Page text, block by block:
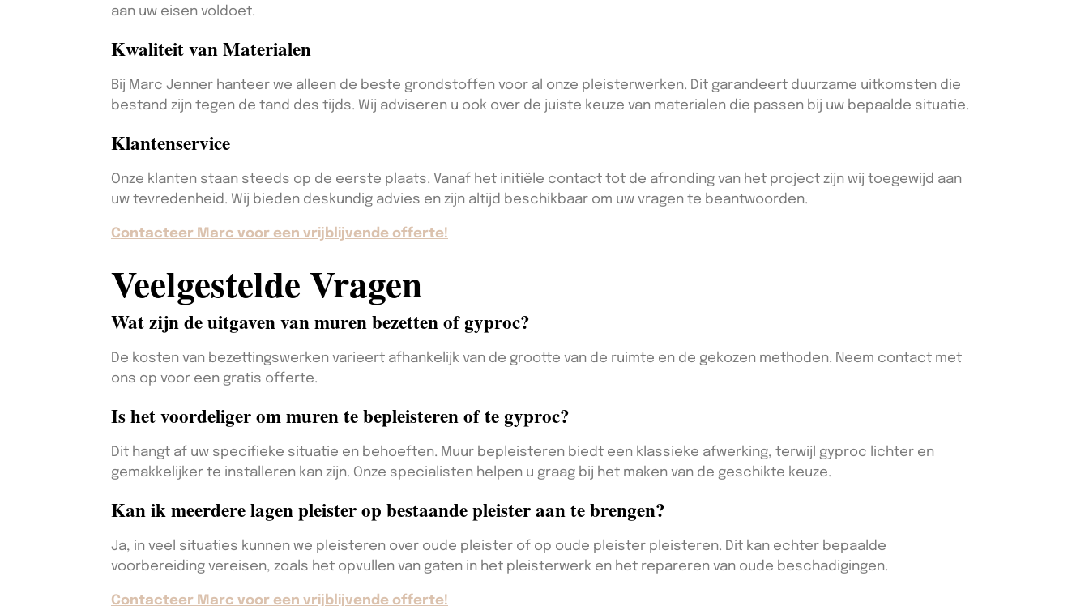
aan uw eisen voldoet.
Kwaliteit van Materialen
Bij Marc Jenner hanteer we alleen de beste grondstoffen voor al onze pleisterwerken. Dit garandeert duurzame uitkomsten die
bestand zijn tegen de tand des tijds. Wij adviseren u ook over de juiste keuze van materialen die passen bij uw bepaalde situatie.
Klantenservice
Onze klanten staan steeds op de eerste plaats. Vanaf het initiële contact tot de afronding van het project zijn wij toegewijd aan
uw tevredenheid. Wij bieden deskundig advies en zijn altijd beschikbaar om uw vragen te beantwoorden.
Contacteer Marc voor een vrijblijvende offerte!
Veelgestelde Vragen
Wat zijn de uitgaven van muren bezetten of gyproc?
De kosten van bezettingswerken varieert afhankelijk van de grootte van de ruimte en de gekozen methoden. Neem contact met
ons op voor een gratis offerte.
Is het voordeliger om muren te bepleisteren of te gyproc?
Dit hangt af uw specifieke situatie en behoeften. Muur bepleisteren biedt een klassieke afwerking, terwijl gyproc lichter en
gemakkelijker te installeren kan zijn. Onze specialisten helpen u graag bij het maken van de geschikte keuze.
Kan ik meerdere lagen pleister op bestaande pleister aan te brengen?
Ja, in veel situaties kunnen we pleisteren over oude pleister of op oude pleister pleisteren. Dit kan echter bepaalde
voorbereiding vereisen, zoals het opvullen van gaten in het pleisterwerk en het repareren van oude beschadigingen.
Contacteer Marc voor een vrijblijvende offerte!